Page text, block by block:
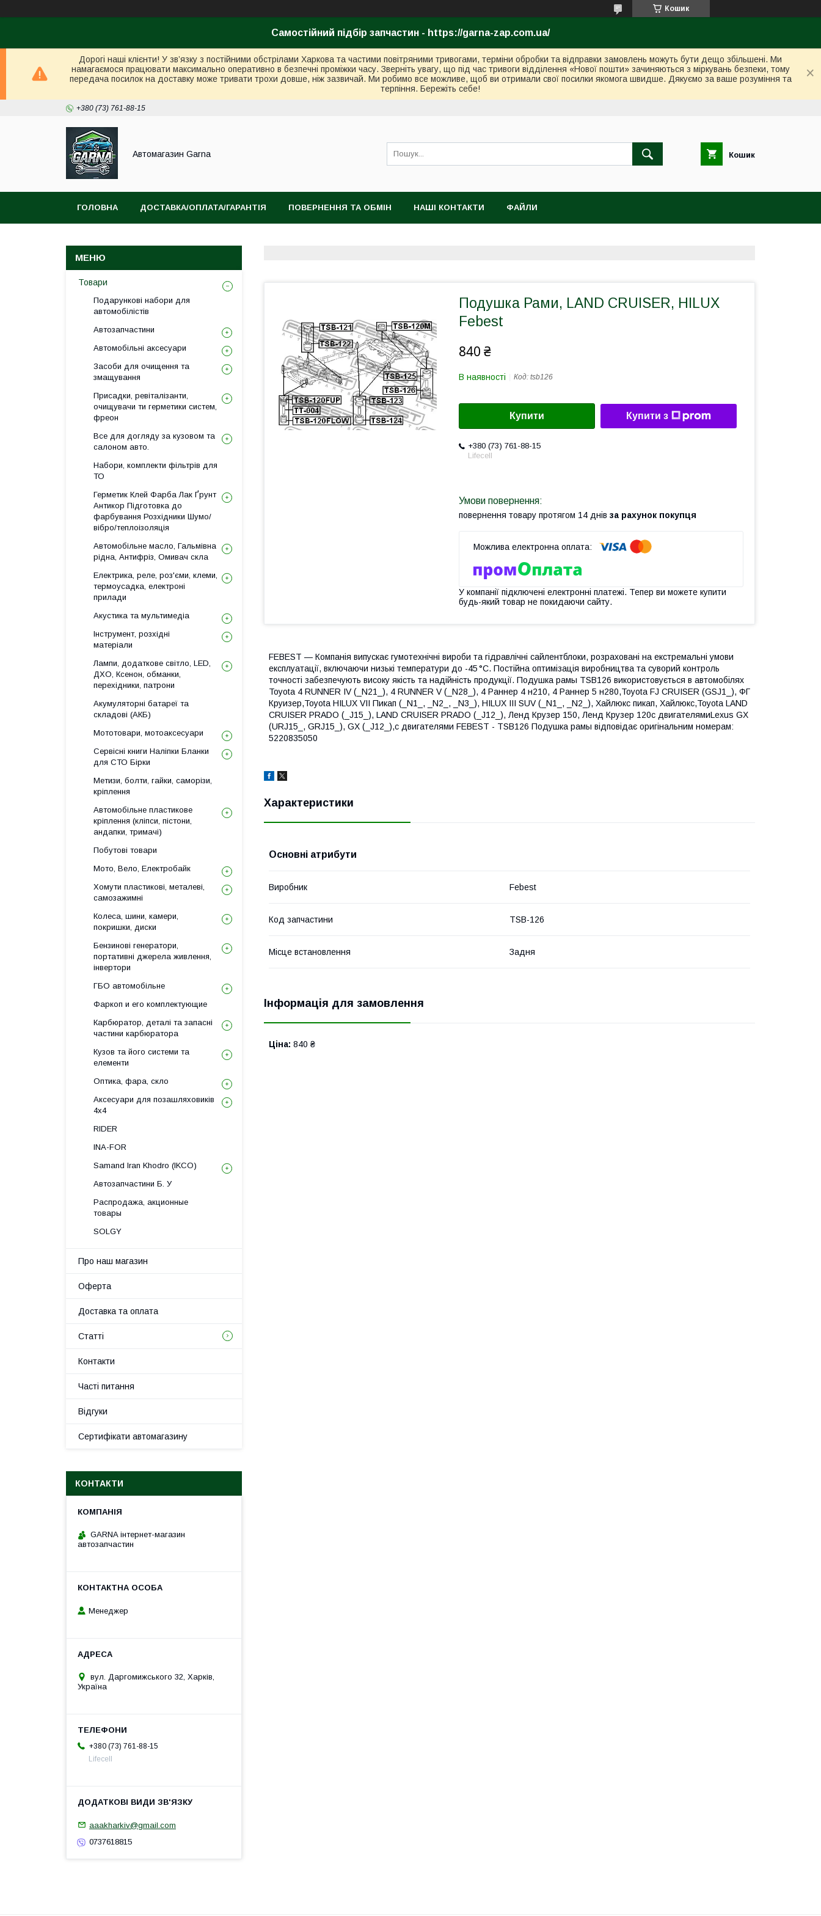
Кошик
Самостійний підбір запчастин - https://garna-zap.com.ua/
Дорогі наші клієнти! У зв’язку з постійними обстрілами Харкова та частими повітряними тривогами, терміни обробки та відправки замовлень можуть бути дещо збільшені. Ми
намагаємося працювати максимально оперативно в безпечні проміжки часу. Зверніть увагу, що під час тривоги відділення «Нової пошти» зачиняються з міркувань безпеки, тому
передача посилок на доставку може тривати трохи довше, ніж зазвичай. Ми робимо все можливе, щоб ви отримали свої посилки якомога швидше. Дякуємо за ваше розуміння та
терпіння. Бережіть себе!
+380 (73) 761-88-15
Автомагазин Garna Кошик
ГОЛОВНА ДОСТАВКА/ОПЛАТА/ГАРАНТІЯ ПОВЕРНЕННЯ ТА ОБМІН НАШІ КОНТАКТИ ФАЙЛИ
Подушка Рами, LAND CRUISER, HILUX
Febest
840 ₴
В наявності Код: tsb126
Купити Купити з
+380 (73) 761-88-15
Lifecell
повернення товару протягом 14 днів за рахунок покупця
У компанії підключені електронні платежі. Тепер ви можете купити
будь-який товар не покидаючи сайту.
FEBEST — Компанія випускає гумотехнічні вироби та гідравлічні сайлентблоки, розраховані на екстремальні умови
експлуатації, включаючи низькі температури до -45 °C. Постійна оптимізація виробництва та суворий контроль
точності забезпечують високу якість та надійність продукції. Подушка рамы TSB126 використовується в автомобілях
Toyota 4 RUNNER IV (_N21_), 4 RUNNER V (_N28_), 4 Раннер 4 н210, 4 Раннер 5 н280,Toyota FJ CRUISER (GSJ1_), ФГ
Круизер,Toyota HILUX VII Пикап (_N1_, _N2_, _N3_), HILUX III SUV (_N1_, _N2_), Хайлюкс пикап, Хайлюкс,Toyota LAND
CRUISER PRADO (_J15_), LAND CRUISER PRADO (_J12_), Ленд Крузер 150, Ленд Крузер 120с двигателямиLexus GX
(URJ15_, GRJ15_), GX (_J12_),с двигателями FEBEST - TSB126 Подушка рамы відповідає оригінальним номерам:
5220835050
Характеристики
Основні атрибути
Виробник Febest
Код запчастини TSB-126
Місце встановлення Задня
Інформація для замовлення
Ціна: 840 ₴
Товари
Подарункові набори для
автомобілістів
Автозапчастини
Автомобільні аксесуари
Засоби для очищення та
змащування
Присадки, ревіталізанти,
очищувачи ти герметики систем,
фреон
Все для догляду за кузовом та
салоном авто.
Набори, комплекти фільтрів для
ТО
Герметик Клей Фарба Лак Ґрунт
Антикор Підготовка до
фарбування Розхідники Шумо/
вібро/теплоізоляція
Автомобільне масло, Гальмівна
рідна, Антифріз, Омивач скла
Електрика, реле, роз'єми, клеми,
термоусадка, електроні
прилади
Акустика та мультимедіа
Інструмент, розхідні
матеріали
Лампи, додаткове світло, LED,
ДХО, Ксенон, обманки,
перехідники, патрони
Акумуляторні батареї та
складові (АКБ)
Мототовари, мотоаксесуари
Сервісні книги Наліпки Бланки
для СТО Бірки
Метизи, болти, гайки, саморізи,
кріплення
Автомобільне пластикове
кріплення (кліпси, пістони,
андапки, тримачі)
Побутові товари
Мото, Вело, Електробайк
Хомути пластикові, металеві,
самозажимні
Колеса, шини, камери,
покришки, диски
Бензинові генератори,
портативні джерела живлення,
інвертори
ГБО автомобільне
Фаркоп и его комплектующие
Карбюратор, деталі та запасні
частини карбюратора
Кузов та його системи та
елементи
Оптика, фара, скло
Аксесуари для позашляховиків
4х4
RIDER
INA-FOR
Samand Iran Khodro (IKCO)
Автозапчастини Б. У
Распродажа, акционные
товары
SOLGY
Про наш магазин
Оферта
Доставка та оплата
Статті
Контакти
Часті питання
Відгуки
Сертифікати автомагазину
КОНТАКТИ
GARNA інтернет-магазин
автозапчастин
Менеджер
вул. Даргомижського 32, Харків,
Україна
+380 (73) 761-88-15
Lifecell
aaakharkiv@gmail.com
0737618815